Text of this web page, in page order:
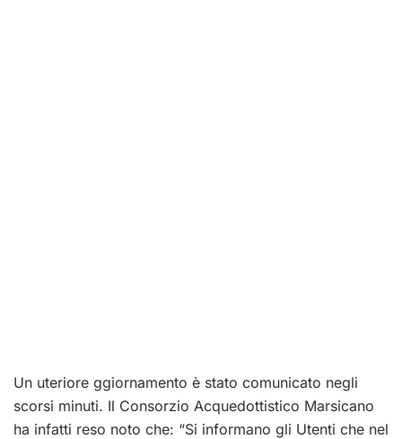
Un uteriore ggiornamento è stato comunicato negli
scorsi minuti. Il Consorzio Acquedottistico Marsicano
ha infatti reso noto che: “Si informano gli Utenti che nel